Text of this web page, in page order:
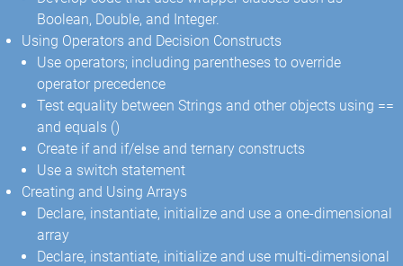
Boolean, Double, and Integer.
Using Operators and Decision Constructs
Use operators; including parentheses to override
operator precedence
Test equality between Strings and other objects using ==
and equals ()
Create if and if/else and ternary constructs
Use a switch statement
Creating and Using Arrays
Declare, instantiate, initialize and use a one-dimensional
array
Declare, instantiate, initialize and use multi-dimensional